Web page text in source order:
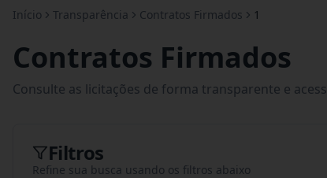
Início Transparência Contratos Firmados 1
Contratos Firmados
Consulte as licitações de forma transparente e
Filtros
Refine sua busca usando os filtros abaixo